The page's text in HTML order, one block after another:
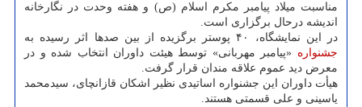
مناسبت میلاد پیامبر مکرم اسلام (ص) و هفته وحدت در نگارخانه
اندیشه درحال برگزاری است.
در این نمایشگاه، ۴۰ پوستر برگزیده از بین صدها اثر رسیده به
جشنواره «پیامبر مهربانی» توسط هیئت داوران انتخاب شده و در
معرض دید عموم علاقه مندان قرار گرفت.
هیأت داوران این جشنواره اساتیدی نظیر اشکان قازانچای، سیدمحمد
یاسینی و علی قسمتی هستند.